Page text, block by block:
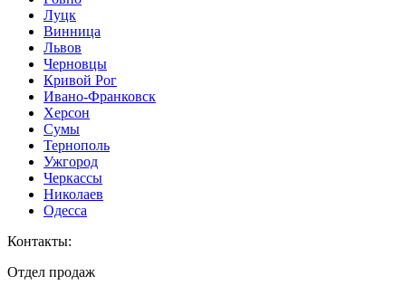
Луцк
Винница
Львов
Черновцы
Кривой Рог
Ивано-Франковск
Херсон
Сумы
Тернополь
Ужгород
Черкассы
Николаев
Одесса
Контакты:
Отдел продаж